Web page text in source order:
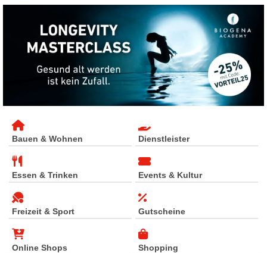
Bauen & Wohnen Dienstleister
Essen & Trinken Events & Kultur
Freizeit & Sport Gutscheine
Online Shops Shopping